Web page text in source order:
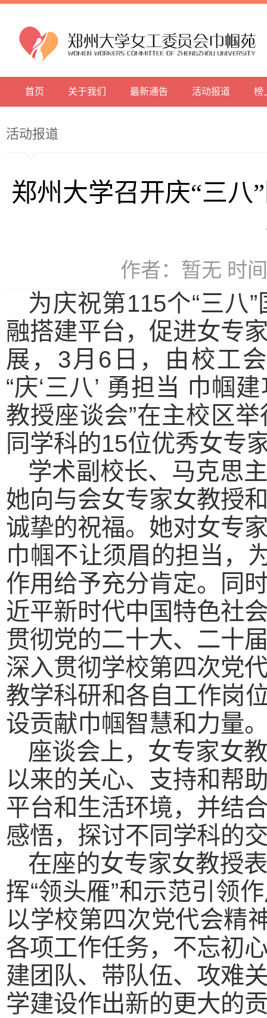
首页 关于我们 最新通告 活动报道 榜
活动报道
郑州大学召开庆“三八
作者：暂无 时
为庆祝第115个“三八
融搭建平台，促进女专
展，3月6日，由校工
“庆‘三八’ 勇担当 巾
教授座谈会”在主校区
同学科的15位优秀女专
学术副校长、马克思
她向与会女专家女教授
诚挚的祝福。她对女专
巾帼不让须眉的担当，
作用给予充分肯定。同
近平新时代中国特色社
贯彻党的二十大、二十
深入贯彻学校第四次党
教学科研和各自工作岗
设贡献巾帼智慧和力量
座谈会上，女专家女
以来的关心、支持和帮
平台和生活环境，并结
感悟，探讨不同学科的
在座的女专家女教授
挥“领头雁”和示范引领
以学校第四次党代会精
各项工作任务，不忘初
建团队、带队伍、攻难
学建设作出新的更大的